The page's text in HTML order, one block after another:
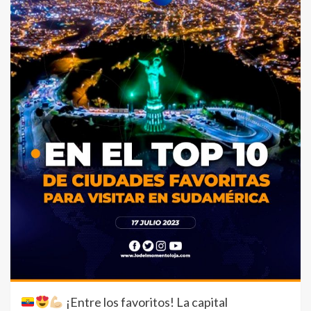
¡Entre los favoritos! La capital